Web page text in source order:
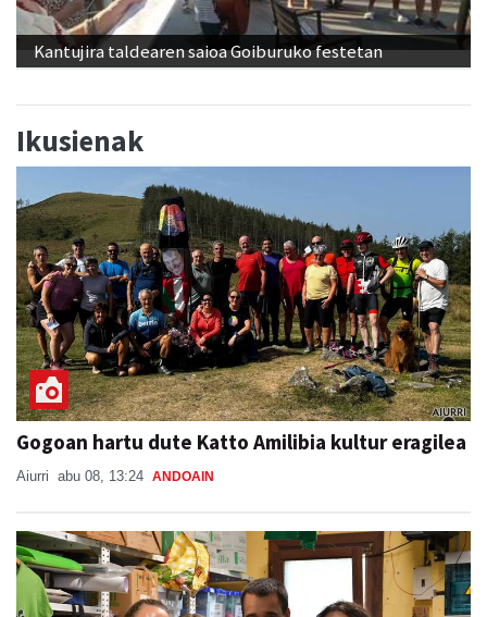
Kantujira taldearen saioa Goiburuko festetan
Ikusienak
Gogoan hartu dute Katto Amilibia kultur eragilea
Aiurri abu 08, 13:24 ANDOAIN